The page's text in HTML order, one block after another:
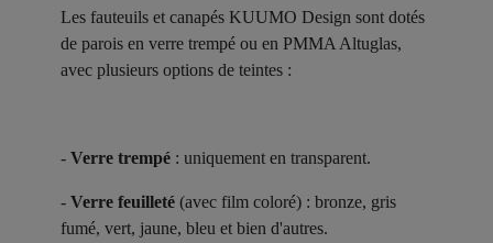
Les fauteuils et canapés KUUMO Design sont dotés
de parois en verre trempé ou en PMMA Altuglas,
avec plusieurs options de teintes :
- Verre trempé : uniquement en transparent.
- Verre feuilleté (avec film coloré) : bronze, gris
fumé, vert, jaune, bleu et bien d'autres.